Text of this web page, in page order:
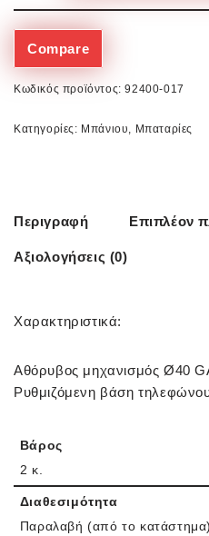
Compare
Κωδικός προϊόντος:92400-017
Κατηγορίες: Μπάνιου, Μπαταρίες
Περιγραφή Επιπλέον
Αξιολογήσεις (0)
Χαρακτηριστικά:
Αθόρυβος μηχανισμός Ø40
Ρυθμιζόμενη βάση
Βάρος
2 κ.
Διαθεσιμότητα
Παραλαβή (από το